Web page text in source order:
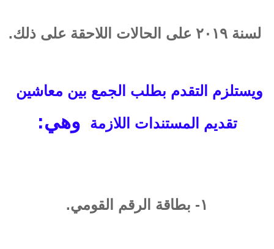
لسنة ٢٠١٩ على الحالات اللاحقة على ذلك.
ويستلزم التقدم بطلب الجمع بين معاشين
تقديم المستندات اللازمة
وهي:
١- بطاقة الرقم القومي.